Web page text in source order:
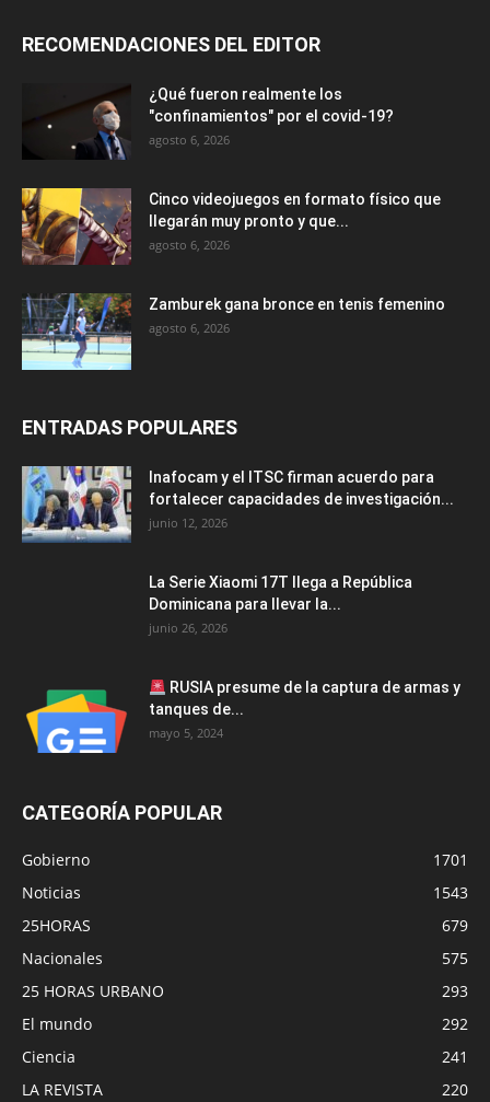
RECOMENDACIONES DEL EDITOR
¿Qué fueron realmente los
"confinamientos" por el covid-19?
agosto 6, 2026
Cinco videojuegos en formato físico que
llegarán muy pronto y que...
agosto 6, 2026
Zamburek gana bronce en tenis femenino
agosto 6, 2026
ENTRADAS POPULARES
Inafocam y el ITSC firman acuerdo para
fortalecer capacidades de investigación...
junio 12, 2026
La Serie Xiaomi 17T llega a República
Dominicana para llevar la...
junio 26, 2026
RUSIA presume de la captura de armas y
tanques de...
mayo 5, 2024
CATEGORÍA POPULAR
Gobierno
1701
Noticias
1543
25HORAS
679
Nacionales
575
25 HORAS URBANO
293
El mundo
292
Ciencia
241
LA REVISTA
220